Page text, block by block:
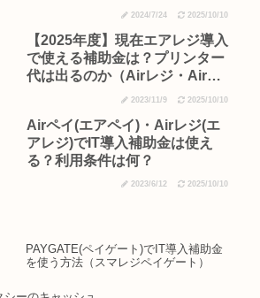
2024/7/24 2025/10/10
【2025年度】現在エアレジ導入
で使える補助金は？プリンター
代は出るのか（Airレジ・Airペ
2023/11/9 2025/10/10
Airペイ(エアペイ)・Airレジ(エ
アレジ)でIT導入補助金は使え
る？利用条件は何？
2023/6/12 2025/10/10
PAYGATE(ペイゲート)でIT導入補助金
を使う方法（スマレジペイゲート）